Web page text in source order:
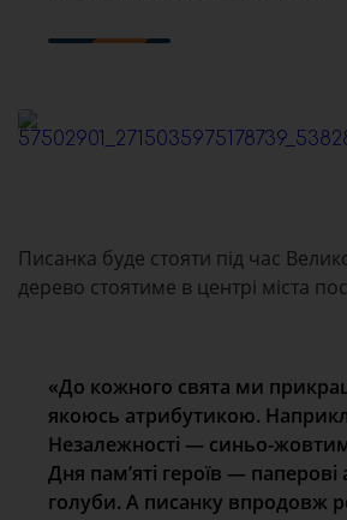
Писанка буде стояти під час
дерево стоятиме в центрі міста
«До кожного свята ми
якоюсь атрибутикою.
Незалежності — синьо-
Дня пам’яті героїв —
голуби. А писанку впродовж